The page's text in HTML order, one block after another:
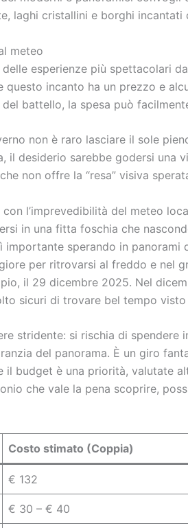
laghi cristallini e borghi
meteo
esperienze più spettacolari
incanto ha un prezzo e
battello, la spesa può
non è raro lasciare il sole
il desiderio sarebbe godersi una
non offre la “resa” visiva
l’imprevedibilità del meteo
in una fitta foschia che
sperando in panorami
per ritrovarsi al freddo e nel
il 29 dicembre 2025. Nel
sicuri di trovare bel tempo
stridente: si rischia di
del panorama. È un giro
il budget è una priorità, valutate
che vale la pena scoprire,
Costo stimato (Coppia)
€ 132
€ 30 – € 40